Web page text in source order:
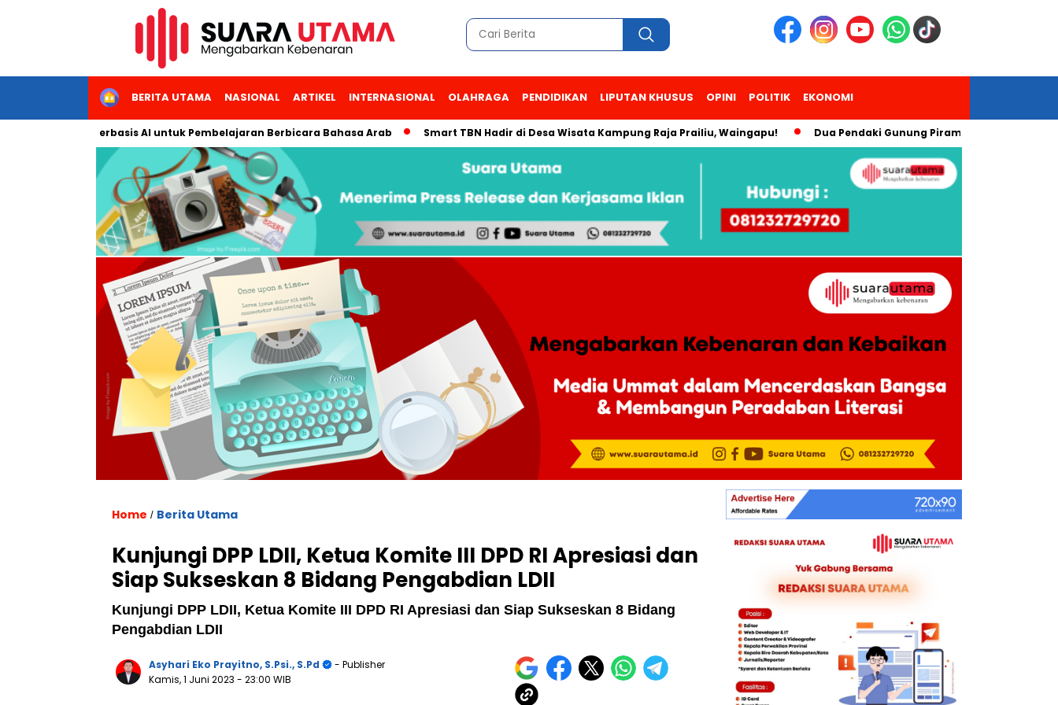
HOMEBERITA UTAMA NASIONAL ARTIKEL INTERNASIONAL OLAHRAGA PENDIDIKAN LIPUTAN KHUSUS OPINI POLITIK EKONOMI
Berbasis AI untuk Pembelajaran Berbicara Bahasa Arab Smart TBN Hadir di Desa Wisata Kampung Raja Prailiu, Waingapu! Dua Pendaki Gunung Piramid Bondowoso
Home / Berita Utama
Kunjungi DPP LDII, Ketua Komite III DPD RI Apresiasi dan
Siap Sukseskan 8 Bidang Pengabdian LDII
Kunjungi DPP LDII, Ketua Komite III DPD RI Apresiasi dan Siap Sukseskan 8 Bidang
Pengabdian LDII
Asyhari Eko Prayitno, S.Psi., S.Pd
- Publisher
Kamis, 1 Juni 2023 - 23:00 WIB